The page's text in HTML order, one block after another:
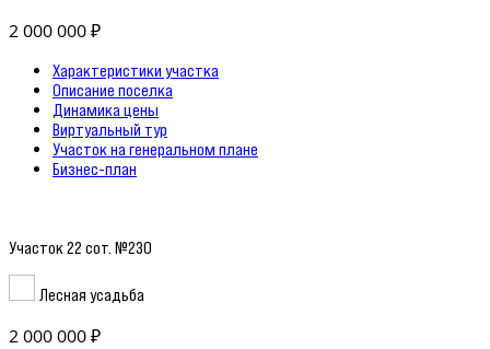
2 000 000 ₽
Характеристики участка
Описание поселка
Динамика цены
Виртуальный тур
Участок на генеральном плане
Бизнес-план
Участок 22 сот. №230
Лесная усадьба
2 000 000 ₽